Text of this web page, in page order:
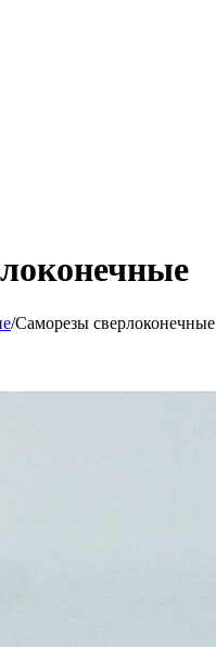
/Саморезы сверлоконечные